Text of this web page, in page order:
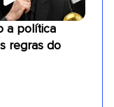
a política
regras do